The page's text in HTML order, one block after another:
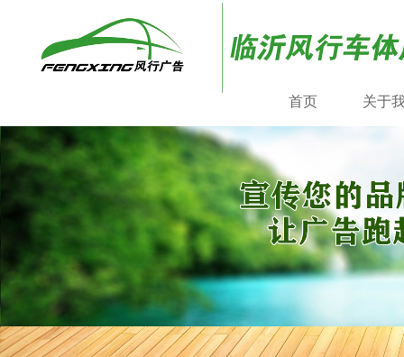
首页 关于